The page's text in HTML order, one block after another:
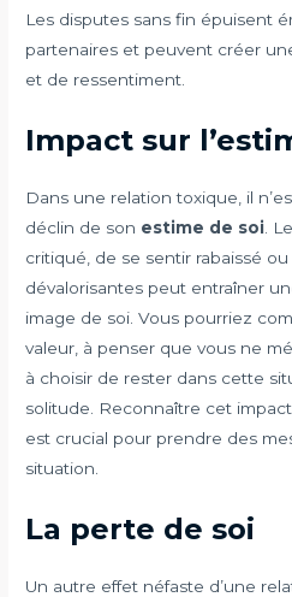
Les disputes sans fin épuisent
partenaires et peuvent créer
et de ressentiment.
Impact sur
Dans une relation toxique, il
déclin de son estime de soi .
critiqué, de se sentir rabaissé
dévalorisantes peut entraîner
image de soi. Vous pourriez
valeur, à penser que vous ne
à choisir de rester dans cette
solitude. Reconnaître cet
est crucial pour prendre des
situation.
La perte de soi
Un autre effet néfaste d’une